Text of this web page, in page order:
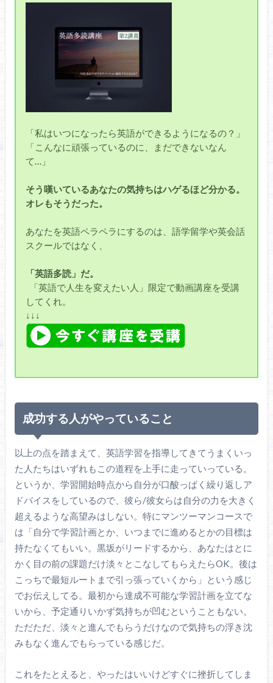
「私はいつになったら英語ができるようになるの？」
「こんなに頑張っているのに、まだできないなん
て…」
そう嘆いているあなたの気持ちはハゲるほど分かる。
オレもそうだった。
あなたを英語ペラペラにするのは、語学留学や英会話
スクールではなく、
「英語多読」だ。
「英語で人生を変えたい人」限定で動画講座を受講
してくれ。
↓↓↓
成功する人がやっていること
以上の点を踏まえて、英語学習を指導してきてうまくいっ
た人たちはいずれもこの道程を上手に走っていっている。
というか、学習開始時点から自分が口酸っぱく繰り返しア
ドバイスをしているので、彼ら/彼女らは自分の力を大きく
超えるような高望みはしない。特にマンツーマンコースで
は「自分で学習計画とか、いつまでに進めるとかの目標は
持たなくてもいい。黒坂がリードするから、あなたはとに
かく目の前の課題だけ淡々とこなしてもらえたらOK。後は
こっちで最短ルートまで引っ張っていくから」という感じ
でお伝えしてる。最初から達成不可能な学習計画を立てな
いから、予定通りいかず気持ちが凹むということもない。
ただただ、淡々と進んでもらうだけなので気持ちの浮き沈
みもなく進んでもらっている感じだ。
これをたとえると、やったはいいけどすぐに挫折してしま